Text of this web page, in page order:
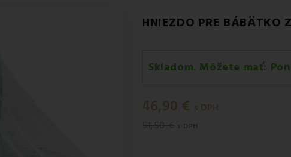
HNIEZDO PRE BÁBÄTKO
Skladom. Môžete mať:
Pondelok 10.08
46,90 € s DPH